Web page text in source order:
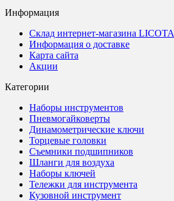
Информация
Склад интернет-магазина LICOTA
Информация о доставке
Карта сайта
Акции
Категории
Наборы инструментов
Пневмогайковерты
Динамометрические ключи
Торцевые головки
Съемники подшипников
Шланги для воздуха
Наборы ключей
Тележки для инструмента
Кузовной инструмент